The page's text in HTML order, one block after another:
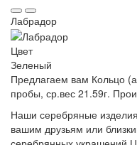
Лабрадор
Цвет
Зеленый
Предлагаем вам Кольцо
пробы, ср.вес 21.59г.
Наши серебряные
вашим друзьям или